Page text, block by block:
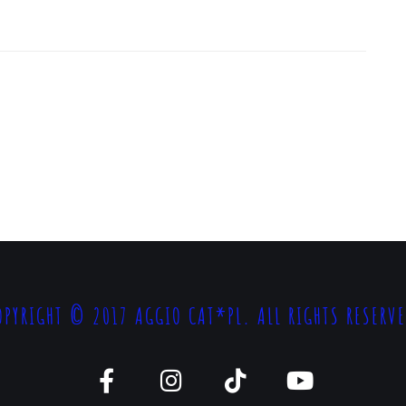
© 2017 AGGIO CAT*PL. ALL RIGHTS